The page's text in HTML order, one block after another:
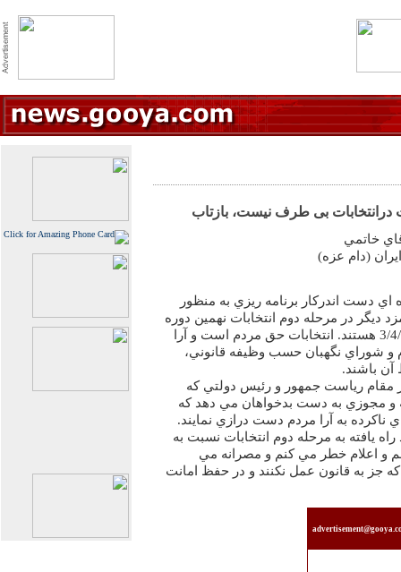
درانتخابات بی طرف نيست، بازتاب
خاتمي
(دام عزه)
دست اندركار برنامه ريزي به منظور
ديگر در مرحله دوم انتخابات نهمين دوره
رياست جمهوري در روز جمعه 3/4/84 هستند. انتخابات حق مردم است و آرا
و شوراي نگهبان حسب وظيفه قانوني،
باشند.
مقام رياست جمهور و رئيس دولتي كه
و مجوزي به دست بدخواهان مي دهد كه
ناكرده به آرا مردم دست درازي نمايند.
يافته به مرحله دوم انتخابات نسبت به
و اعلام خطر مي كنم و مصرانه مي
جز به قانون عمل نكنند و در حفظ امانت